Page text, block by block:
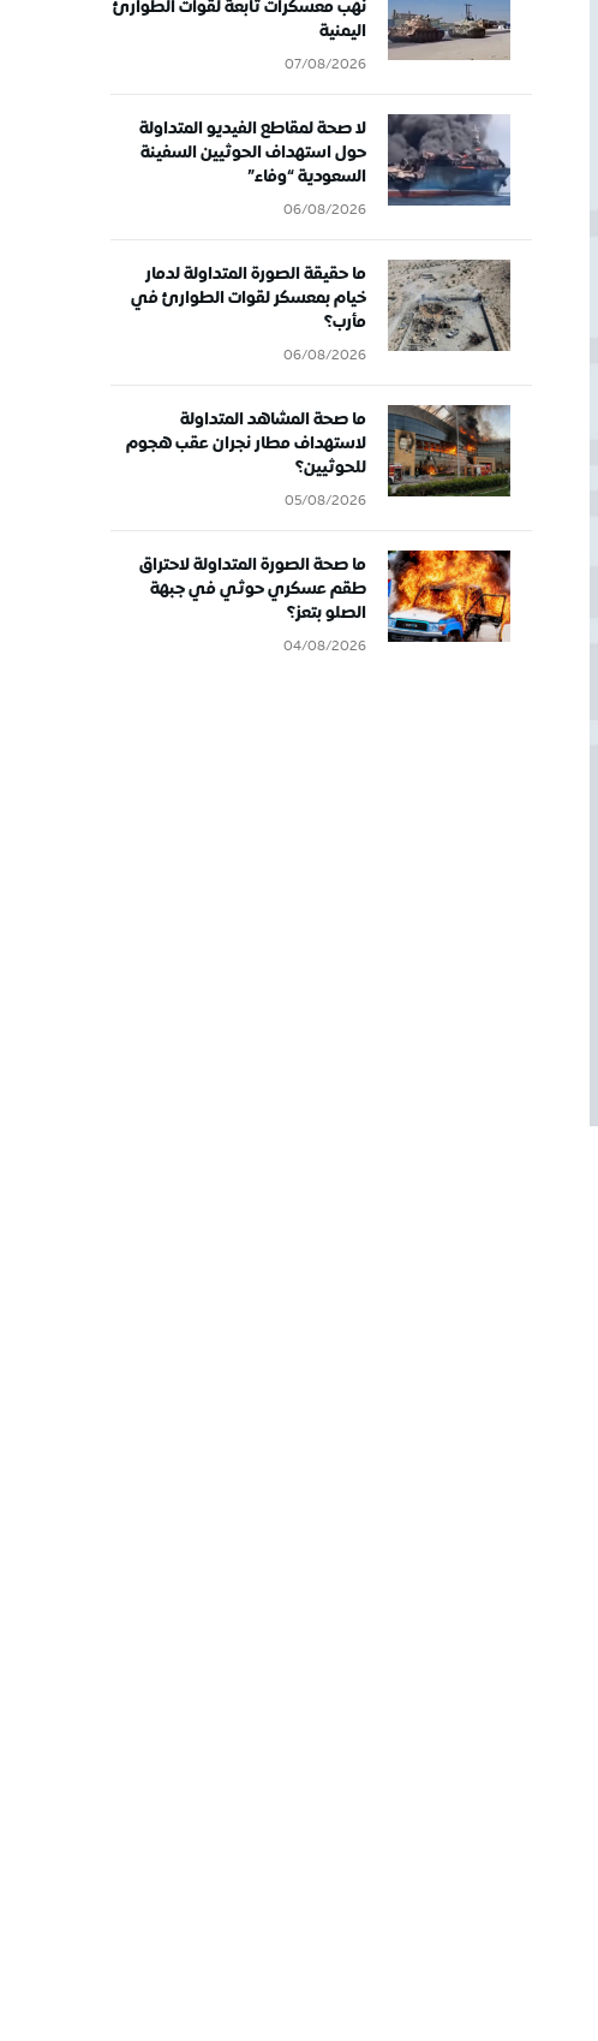
نهب معسكرات تابعة لقوات الطوارئ
اليمنية
07/08/2026
لا صحة لمقاطع الفيديو المتداولة
حول استهداف الحوثيين السفينة
السعودية “وفاء”
06/08/2026
ما حقيقة الصورة المتداولة لدمار
خيام بمعسكر لقوات الطوارئ في
مأرب؟
06/08/2026
ما صحة المشاهد المتداولة
لاستهداف مطار نجران عقب هجوم
للحوثيين؟
05/08/2026
ما صحة الصورة المتداولة لاحتراق
طقم عسكري حوثي في جبهة
الصلو بتعز؟
04/08/2026